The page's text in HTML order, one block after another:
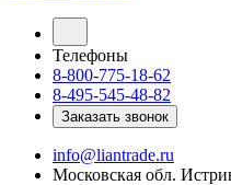
Телефоны
8-800-775-18-62
8-495-545-48-82
Заказать звонок
info@liantrade.ru
Московская обл.